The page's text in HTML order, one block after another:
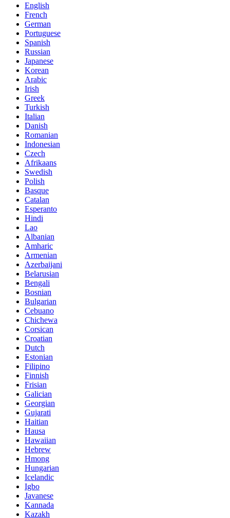
English
French
German
Portuguese
Spanish
Russian
Japanese
Korean
Arabic
Irish
Greek
Turkish
Italian
Danish
Romanian
Indonesian
Czech
Afrikaans
Swedish
Polish
Basque
Catalan
Esperanto
Hindi
Lao
Albanian
Amharic
Armenian
Azerbaijani
Belarusian
Bengali
Bosnian
Bulgarian
Cebuano
Chichewa
Corsican
Croatian
Dutch
Estonian
Filipino
Finnish
Frisian
Galician
Georgian
Gujarati
Haitian
Hausa
Hawaiian
Hebrew
Hmong
Hungarian
Icelandic
Igbo
Javanese
Kannada
Kazakh